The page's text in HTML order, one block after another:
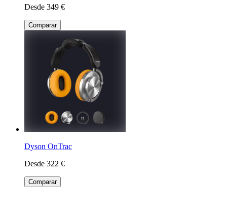
Desde 349 €
Comparar
Dyson OnTrac
Desde 322 €
Comparar